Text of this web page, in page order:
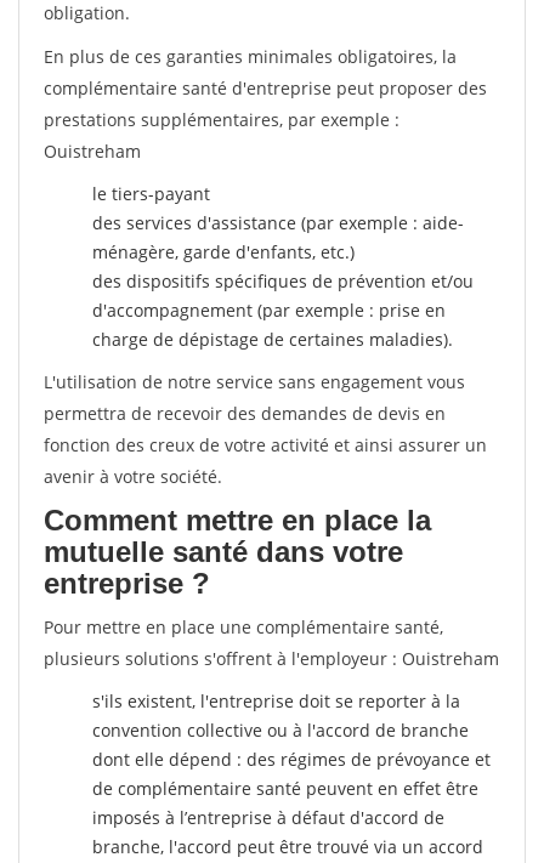
obligation.
En plus de ces garanties minimales obligatoires, la
complémentaire santé d'entreprise peut proposer des
prestations supplémentaires, par exemple :
Ouistreham
le tiers-payant
des services d'assistance (par exemple : aide-
ménagère, garde d'enfants, etc.)
des dispositifs spécifiques de prévention et/ou
d'accompagnement (par exemple : prise en
charge de dépistage de certaines maladies).
L'utilisation de notre service sans engagement vous
permettra de recevoir des demandes de devis en
fonction des creux de votre activité et ainsi assurer un
avenir à votre société.
Comment mettre en place la
mutuelle santé dans votre
entreprise ?
Pour mettre en place une complémentaire santé,
plusieurs solutions s'offrent à l'employeur : Ouistreham
s'ils existent, l'entreprise doit se reporter à la
convention collective ou à l'accord de branche
dont elle dépend : des régimes de prévoyance et
de complémentaire santé peuvent en effet être
imposés à l’entreprise à défaut d'accord de
branche, l'accord peut être trouvé via un accord